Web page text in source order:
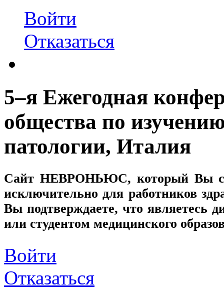
Войти
Отказаться
5–я Ежегодная
общества по
патологии, Италия
Сайт НЕВРОНЬЮС, который Вы
исключительно для работников
Вы подтверждаете, что являетесь
или студентом медицинского
Войти
Отказаться